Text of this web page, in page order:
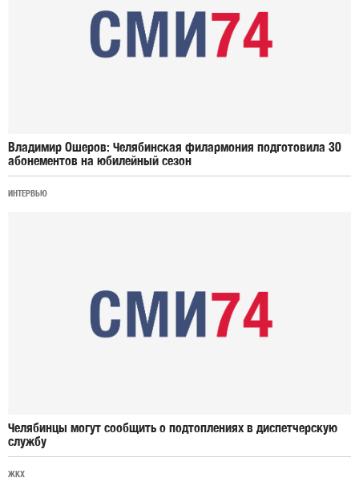
Владимир Ошеров: Челябинская филармония подготовила 30
абонементов на юбилейный сезон
ИНТЕРВЬЮ
Челябинцы могут сообщить о подтоплениях в диспетчерскую
службу
ЖКХ